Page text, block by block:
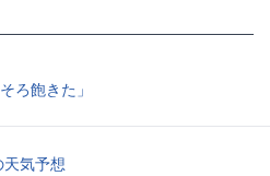
ろ飽きた」
天気予想